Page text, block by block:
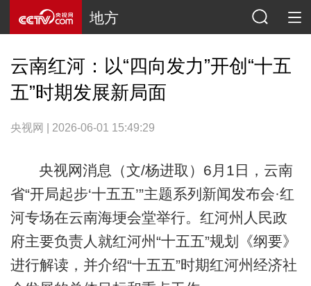
地方
云南红河：以“四向发力”开创“十五
五”时期发展新局面
央视网 | 2026-06-01 15:49:29
央视网消息（文/杨进取）6月1日，云南
省“开局起步‘十五五’”主题系列新闻发布会·红
河专场在云南海埂会堂举行。红河州人民政
府主要负责人就红河州“十五五”规划《纲要》
进行解读，并介绍“十五五”时期红河州经济社